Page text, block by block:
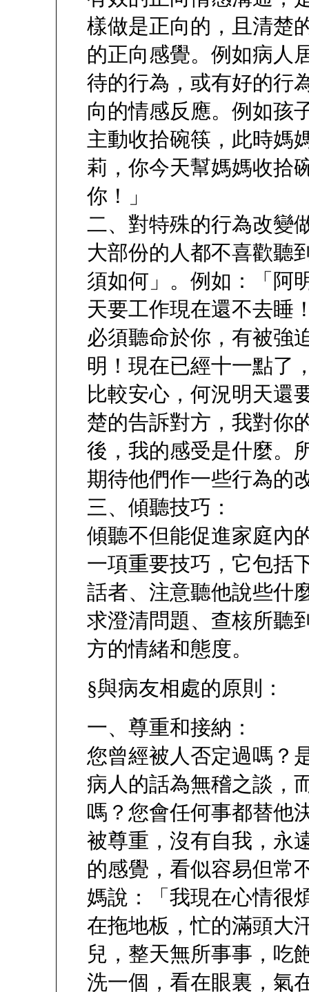
樣做是正向的，且清楚
的正向感覺。例如病人
待的行為，或有好的行
向的情感反應。例如孩
主動收拾碗筷，此時媽
莉，你今天幫媽媽收拾
你！」
二、對特殊的行為改變
大部份的人都不喜歡聽
須如何」。例如：「阿
天要工作現在還不去睡
必須聽命於你，有被強
明！現在已經十一點了
比較安心，何況明天還
楚的告訴對方，我對你
後，我的感受是什麼。
期待他們作一些行為的
三、傾聽技巧：
傾聽不但能促進家庭內
一項重要技巧，它包括
話者、注意聽他說些什
求澄清問題、查核所聽
方的情緒和態度。
§與病友相處的原則：
一、尊重和接納：
您曾經被人否定過嗎？
病人的話為無稽之談，
嗎？您會任何事都替他
被尊重，沒有自我，永
的感覺，看似容易但常
媽說：「我現在心情很
在拖地板，忙的滿頭大
兒，整天無所事事，吃
洗一個，看在眼裏，氣